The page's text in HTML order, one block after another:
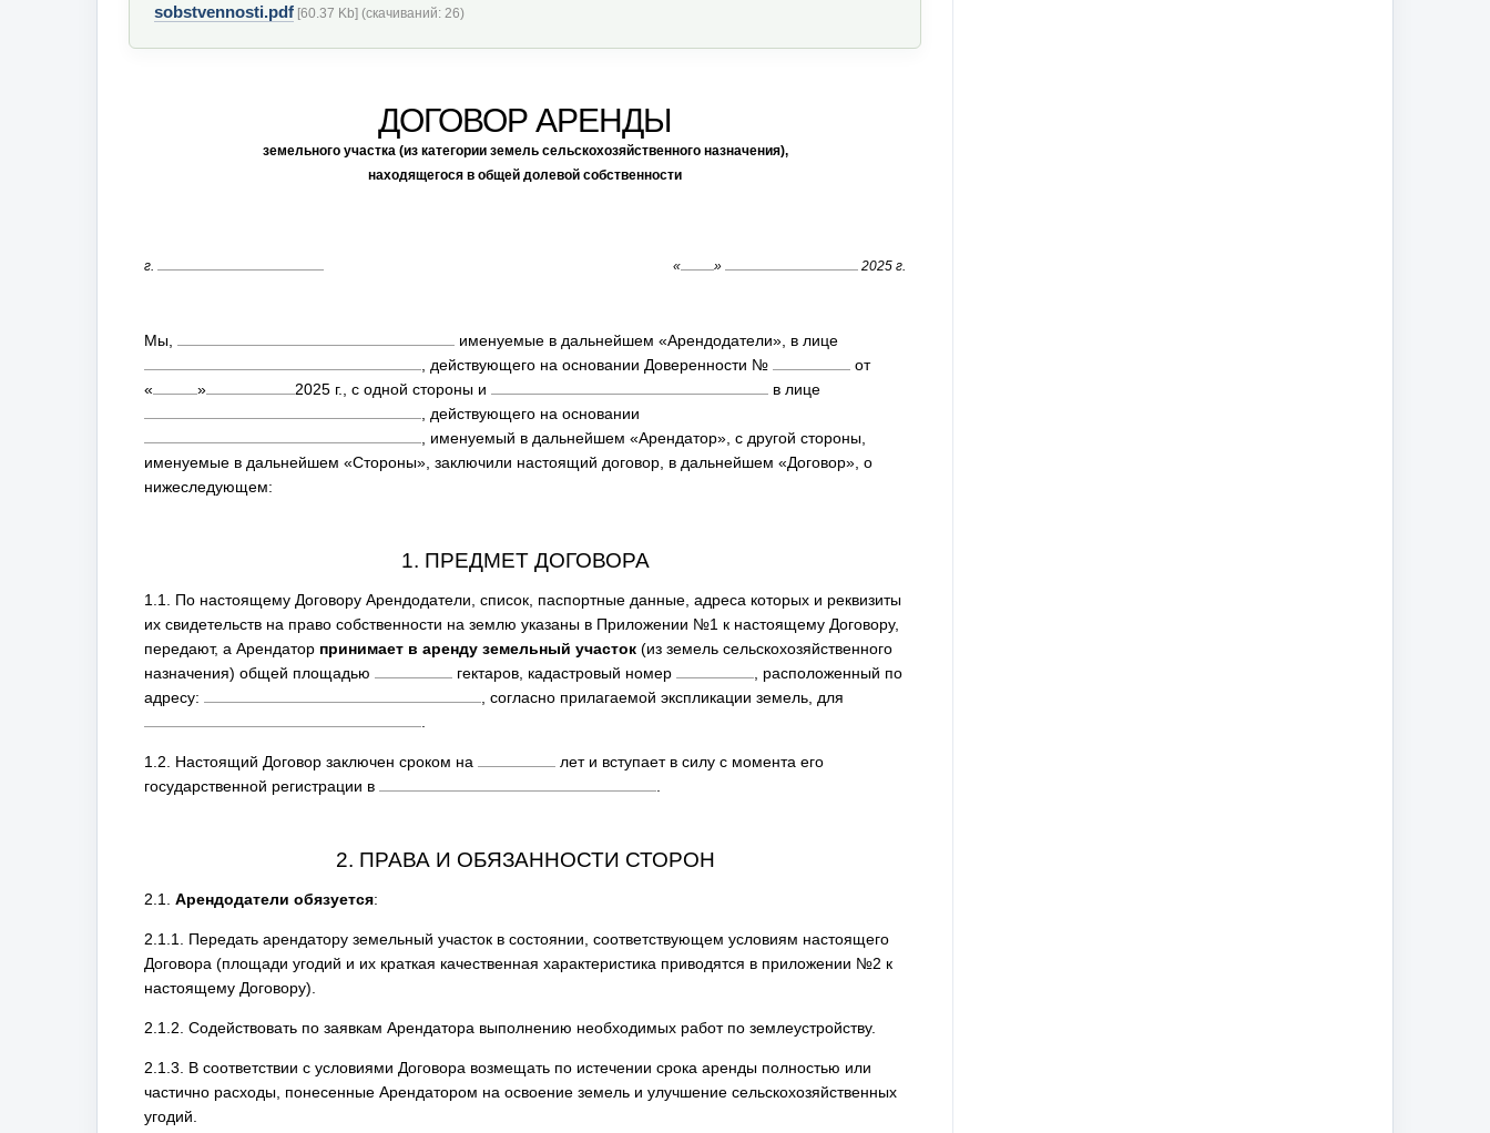
sobstvennosti.pdf [60.37 Kb] (cкачиваний: 26)
ДОГОВОР АРЕНДЫ
земельного участка (из категории земель сельскохозяйственного назначения),
находящегося в общей долевой собственности
г. « » 2025 г.
Мы,
именуемые в дальнейшем «Арендодатели», в лице
, действующего на основании Доверенности №
от
«
» 2025 г., с одной стороны и
в лице
, действующего на основании
, именуемый в дальнейшем «Арендатор», с другой стороны,
именуемые в дальнейшем «Стороны», заключили настоящий договор, в дальнейшем «Договор», о
нижеследующем:
1. ПРЕДМЕТ ДОГОВОРА
1.1. По настоящему Договору Арендодатели, список, паспортные данные, адреса которых и реквизиты
их свидетельств на право собственности на землю указаны в Приложении №1 к настоящему Договору,
передают, а Арендатор принимает в аренду земельный участок (из земель сельскохозяйственного
назначения) общей площадью
гектаров, кадастровый номер
, расположенный по
адресу:
, согласно прилагаемой экспликации земель, для
1.2. Настоящий Договор заключен сроком на
лет и вступает в силу с момента его
государственной регистрации в
2. ПРАВА И ОБЯЗАННОСТИ СТОРОН
2.1. Арендодатели обязуется:
2.1.1. Передать арендатору земельный участок в состоянии, соответствующем условиям настоящего
Договора (площади угодий и их краткая качественная характеристика приводятся в приложении №2 к
настоящему Договору).
2.1.2. Содействовать по заявкам Арендатора выполнению необходимых работ по землеустройству.
2.1.3. В соответствии с условиями Договора возмещать по истечении срока аренды полностью или
частично расходы, понесенные Арендатором на освоение земель и улучшение сельскохозяйственных
угодий.